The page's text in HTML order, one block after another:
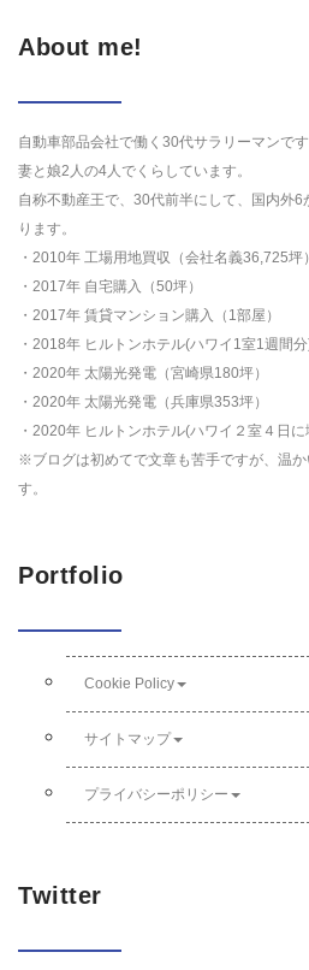
About me!
自動車部品会社で働く30代サラリーマンです
妻と娘2人の4人でくらしています。
自称不動産王で、30代前半にして、国内外
ります。
・2010年 工場用地買収（会社名義36,725坪）
・2017年 自宅購入（50坪）
・2017年 賃貸マンション購入（1部屋）
・2018年 ヒルトンホテル(ハワイ1室1週間
・2020年 太陽光発電（宮崎県180坪）
・2020年 太陽光発電（兵庫県353坪）
・2020年 ヒルトンホテル(ハワイ２室４日に
※ブログは初めてで文章も苦手ですが、温
す。
Portfolio
Cookie Policy
サイトマップ
プライバシーポリシー
Twitter